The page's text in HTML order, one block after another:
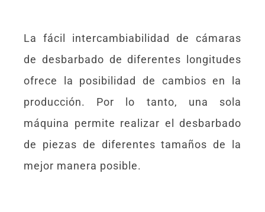
La fácil intercambiabilidad de cámaras
de desbarbado de diferentes longitudes
ofrece la posibilidad de cambios en la
producción. Por lo tanto, una sola
máquina permite realizar el desbarbado
de piezas de diferentes tamaños de la
mejor manera posible.